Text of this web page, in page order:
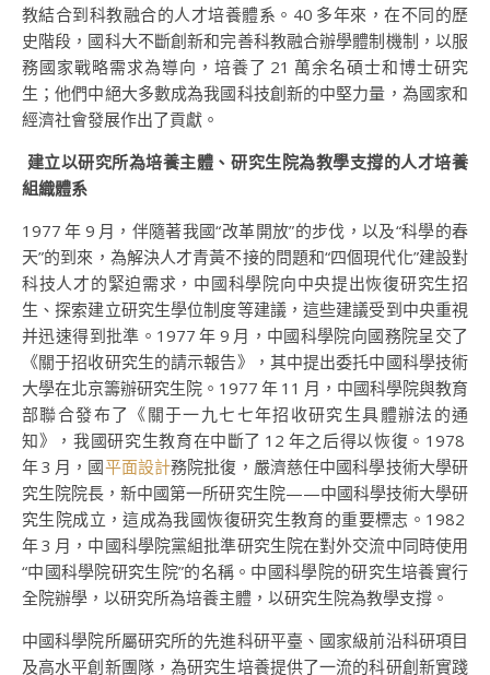
教結合到科教融合的人才培養體系。40 多年來，在不同的歷
史階段，國科大不斷創新和完善科教融合辦學體制機制，以服
務國家戰略需求為導向，培養了 21 萬余名碩士和博士研究
生；他們中絕大多數成為我國科技創新的中堅力量，為國家和
經濟社會發展作出了貢獻。
建立以研究所為培養主體、研究生院為教學支撐的人才培養
組織體系
1977 年 9 月，伴隨著我國“改革開放”的步伐，以及“科學的春
天”的到來，為解決人才青黃不接的問題和“四個現代化”建設對
科技人才的緊迫需求，中國科學院向中央提出恢復研究生招
生、探索建立研究生學位制度等建議，這些建議受到中央重視
并迅速得到批準。1977 年 9 月，中國科學院向國務院呈交了
《關于招收研究生的請示報告》，其中提出委托中國科學技術
大學在北京籌辦研究生院。1977 年 11 月，中國科學院與教育
部聯合發布了《關于一九七七年招收研究生具體辦法的通
知》，我國研究生教育在中斷了 12 年之后得以恢復。1978
年 3 月，國平面設計務院批復，嚴濟慈任中國科學技術大學研
究生院院長，新中國第一所研究生院——中國科學技術大學研
究生院成立，這成為我國恢復研究生教育的重要標志。1982
年 3 月，中國科學院黨組批準研究生院在對外交流中同時使用
“中國科學院研究生院”的名稱。中國科學院的研究生培養實行
全院辦學，以研究所為培養主體，以研究生院為教學支撐。
中國科學院所屬研究所的先進科研平臺、國家級前沿科研項目
及高水平創新團隊，為研究生培養提供了一流的科研創新實踐